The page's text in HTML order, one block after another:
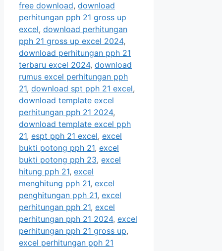
free download, download
perhitungan pph 21 gross up
excel, download perhitungan
pph 21 gross up excel 2024,
download perhitungan pph 21
terbaru excel 2024, download
rumus excel perhitungan pph
21, download spt pph 21 excel,
download template excel
perhitungan pph 21 2024,
download template excel pph
21, espt pph 21 excel, excel
bukti potong pph 21, excel
bukti potong pph 23, excel
hitung pph 21, excel
menghitung pph 21, excel
penghitungan pph 21, excel
perhitungan pph 21, excel
perhitungan pph 21 2024, excel
perhitungan pph 21 gross up,
excel perhitungan pph 21